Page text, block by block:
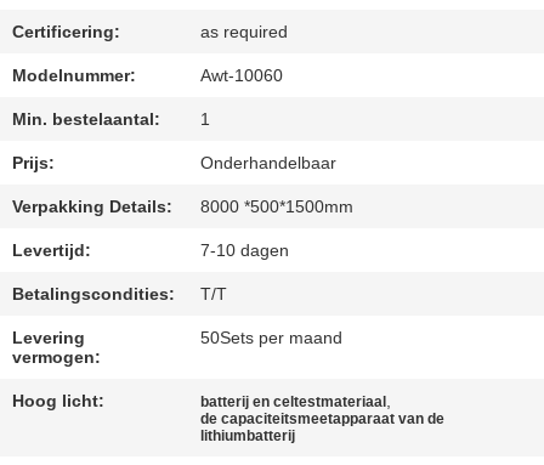
NIEUWS
NU
PRATEN.
SITEMAP
PRIVACY
POLICY
Certificering: as required
Modelnummer: Awt-10060
Min. bestelaantal: 1
Prijs: Onderhandelbaar
Verpakking Details: 8000 *500*1500mm
Levertijd: 7-10 dagen
Betalingscondities: T/T
Levering
vermogen:
50Sets per maand
Hoog licht: batterij en celtestmateriaal
de capaciteitsmeetapparaat van de
lithiumbatterij